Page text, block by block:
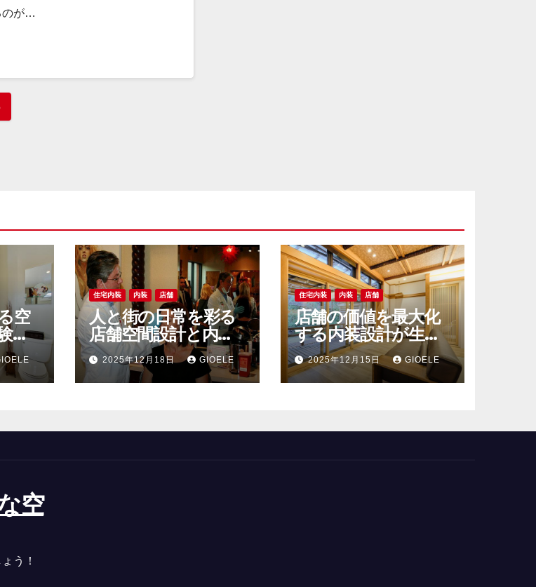
のが…
空
と
る
住宅内装 内装 店舗
人と街の日常を彩る
店舗空間設計と内装
が生み出す記憶に残
る体験
2025年12月18日 GIOELE
住宅内装 内装 店舗
店舗の価値を最大化
する内装設計が生み
出す体験とブランド
戦略
2025年12月15日 GIOELE
空
う！